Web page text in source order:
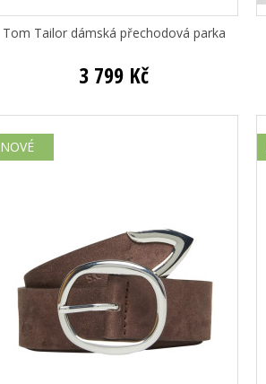
Tom Tailor dámská přechodová parka
3 799 Kč
NOVÉ